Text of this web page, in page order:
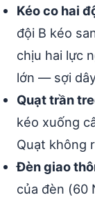
Kéo co hai
đội B kéo
chịu hai lực
lớn — sợi
Quạt trần
kéo xuống
Quạt không
Đèn giao
của đèn (60